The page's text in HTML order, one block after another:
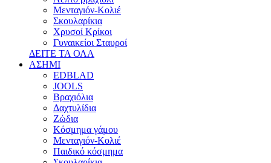
Μενταγιόν-Κολιέ
Σκουλαρίκια
Χρυσοί Κρίκοι
Γυναικείοι Σταυροί
ΔΕΙΤΕ ΤΑ ΟΛΑ
ΑΣΗΜΙ
EDBLAD
JOOLS
Βραχιόλια
Δαχτυλίδια
Ζώδια
Κόσμημα γάμου
Μενταγιόν-Κολιέ
Παιδικό κόσμημα